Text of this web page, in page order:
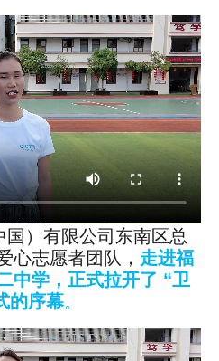
）有限公司东南区总
心志愿者团队， 走进福
中学，正式拉开了 “卫
的序幕。